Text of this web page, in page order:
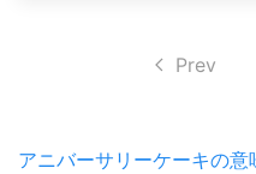
Prev
アニバーサリーケーキの